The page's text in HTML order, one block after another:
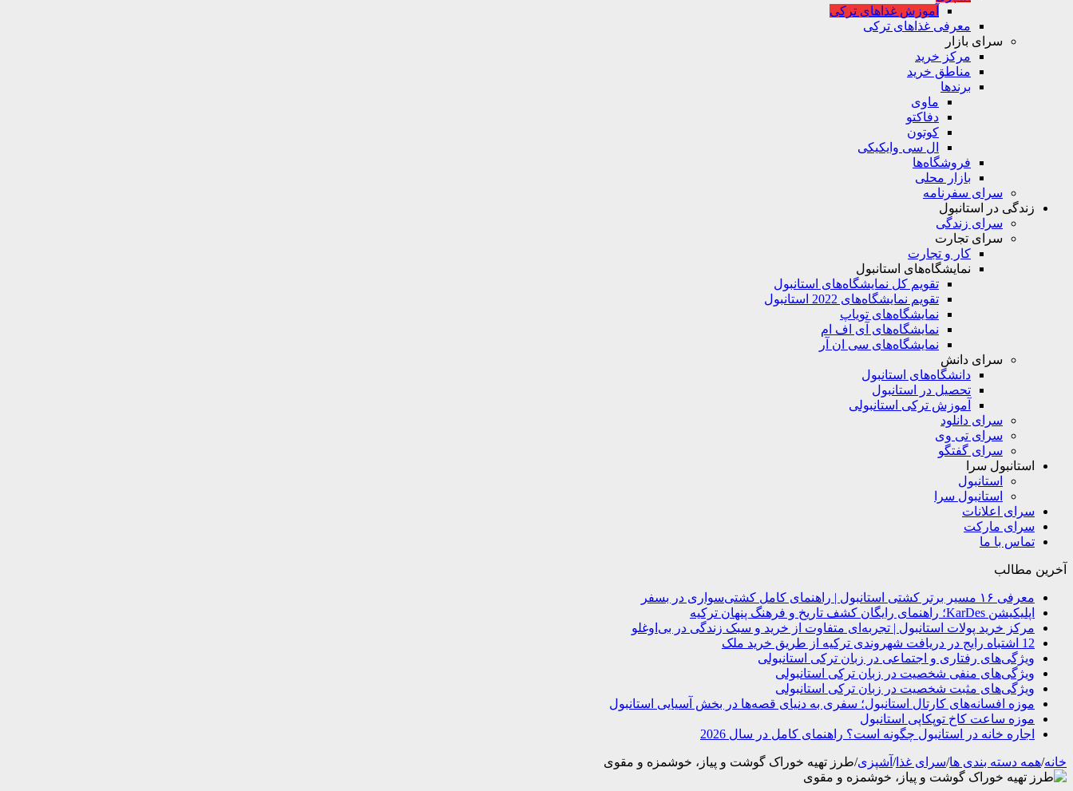
آموزش غذاهای ترکی
معرفی غذاهای ترکی
سرای بازار
مرکز خرید
مناطق خرید
برندها
ماوی
دفاکتو
کوتون
ال سی وایکیکی
فروشگاه‌ها
بازار محلی
سرای سفرنامه
زندگی در استانبول
سرای زندگی
سرای تجارت
کار و تجارت
نمایشگاه‌های استانبول
تقویم کل نمایشگاه‌های استانبول
تقویم نمایشگاه‌های 2022 استانبول
نمایشگاه‌های تویاپ
نمایشگاه‌های آی اف ام
نمایشگاه‌های سی ان آر
سرای دانش
دانشگاه‌های استانبول
تحصیل در استانبول
آموزش ترکی استانبولی
سرای دانلود
سرای تی وی
سرای گفتگو
استانبول سرا
استانبول
استانبول سرا
سرای اعلانات
سرای مارکت
تماس با ما
آخرین مطالب
معرفی ۱۶ مسیر برتر کشتی استانبول | راهنمای کامل کشتی‌سواری در بسفر
اپلیکیشن KarDes؛ راهنمای رایگان کشف تاریخ و فرهنگ پنهان ترکیه
مرکز خرید پولات استانبول | تجربه‌ای متفاوت از خرید و سبک زندگی در بی‌اوغلو
12 اشتباه رایج در دریافت شهروندی ترکیه از طریق خرید ملک
ویژگی‌های رفتاری و اجتماعی در زبان ترکی استانبولی
ویژگی‌های منفی شخصیت در زبان ترکی استانبولی
ویژگی‌های مثبت شخصیت در زبان ترکی استانبولی
موزه افسانه‌های کارتال استانبول؛ سفری به دنیای قصه‌ها در بخش آسیایی استانبول
موزه ساعت کاخ توپکاپی استانبول
اجاره خانه در استانبول چگونه است؟ راهنمای کامل در سال 2026
خانه/همه دسته بندی ها/سرای غذا/ آشپزی/طرز تهیه خوراک گوشت و پیاز، خوشمزه و مقوی